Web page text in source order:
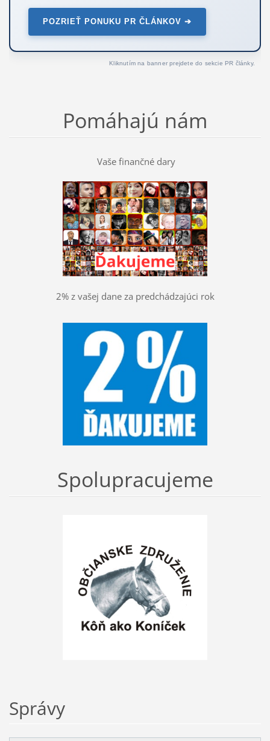
POZRIEŤ PONUKU PR ČLÁNKOV ➔
Kliknutím na banner prejdete do sekcie PR články.
Pomáhajú nám
Vaše finančné dary
2% z vašej dane za predchádzajúci rok
Spolupracujeme
Správy